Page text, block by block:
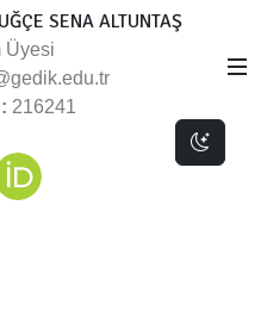
Dark
SENA ALTUNTAŞ
Üyesi
216241